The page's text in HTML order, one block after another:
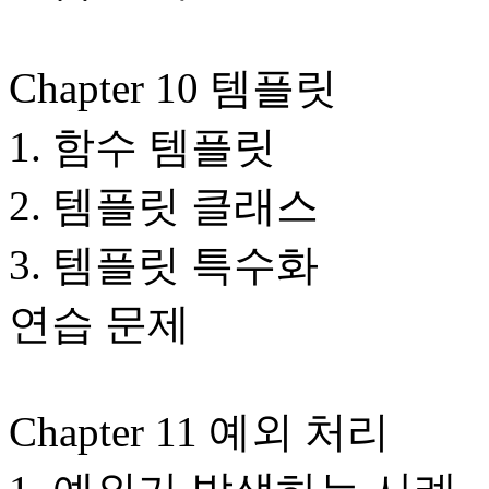
Chapter 10 템플릿
1. 함수 템플릿
2. 템플릿 클래스
3. 템플릿 특수화
연습 문제
Chapter 11 예외 처리